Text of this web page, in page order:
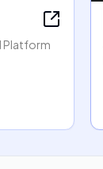
Platform